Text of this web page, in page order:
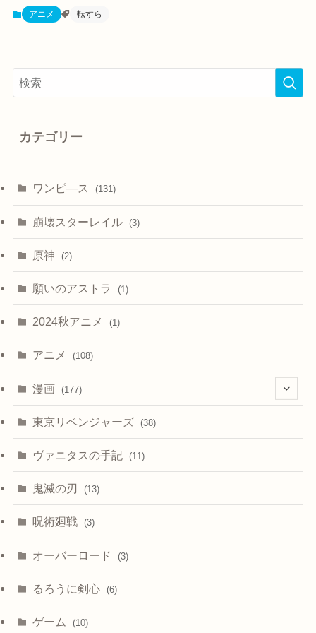
アニメ 転すら
カテゴリー
ワンピ―ス (131)
崩壊スターレイル (3)
原神 (2)
願いのアストラ (1)
2024秋アニメ (1)
アニメ (108)
漫画 (177)
(4)
東京リベンジャーズ (38)
ヴァニタスの手記 (11)
鬼滅の刃 (13)
呪術廻戦 (3)
オーバーロード (3)
るろうに剣心 (6)
ゲーム (10)